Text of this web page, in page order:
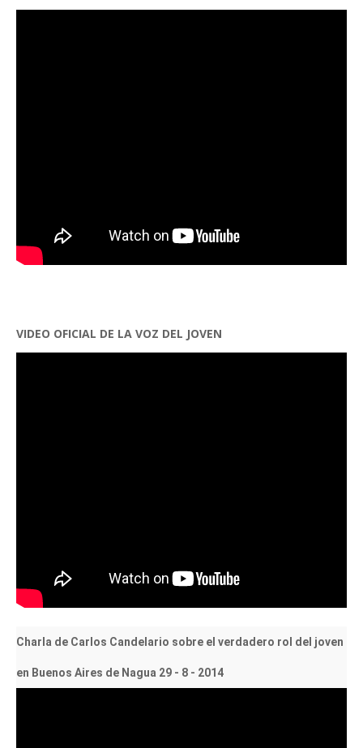
VIDEO OFICIAL DE LA VOZ DEL JOVEN
Charla de Carlos Candelario sobre el verdadero rol del joven
en Buenos Aires de Nagua 29 - 8 - 2014